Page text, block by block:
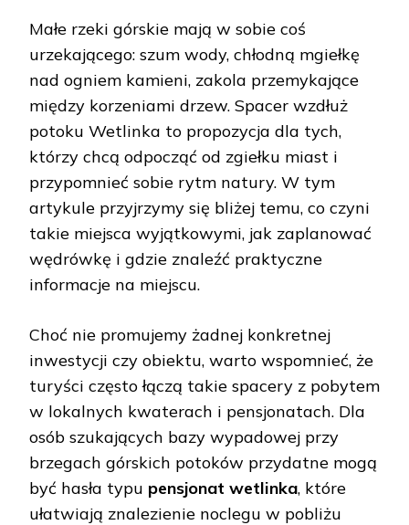
Małe rzeki górskie mają w sobie coś
urzekającego: szum wody, chłodną mgiełkę
nad ogniem kamieni, zakola przemykające
między korzeniami drzew. Spacer wzdłuż
potoku Wetlinka to propozycja dla tych,
którzy chcą odpocząć od zgiełku miast i
przypomnieć sobie rytm natury. W tym
artykule przyjrzymy się bliżej temu, co czyni
takie miejsca wyjątkowymi, jak zaplanować
wędrówkę i gdzie znaleźć praktyczne
informacje na miejscu.
Choć nie promujemy żadnej konkretnej
inwestycji czy obiektu, warto wspomnieć, że
turyści często łączą takie spacery z pobytem
w lokalnych kwaterach i pensjonatach. Dla
osób szukających bazy wypadowej przy
brzegach górskich potoków przydatne mogą
być hasła typu pensjonat wetlinka, które
ułatwiają znalezienie noclegu w pobliżu